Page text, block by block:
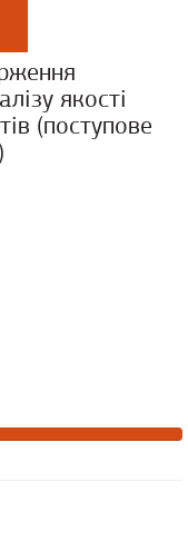
якості
(поступове